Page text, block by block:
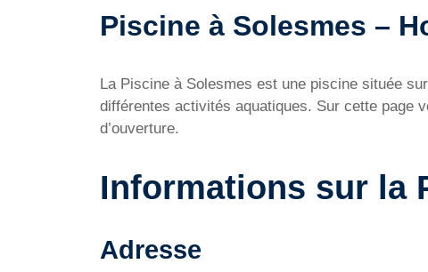
Piscine à Solesmes –
La Piscine à Solesmes est une piscine située
différentes activités aquatiques. Sur cette page
d’ouverture.
Informations sur la
Adresse